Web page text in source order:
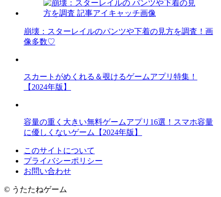
崩壊：スターレイルのパンツや下着の見方を調査！画
像多数♡
スカートがめくれる＆覗けるゲームアプリ特集！
【2024年版】
容量の重く大きい無料ゲームアプリ16選！スマホ容量
に優しくないゲーム【2024年版】
このサイトについて
プライバシーポリシー
お問い合わせ
© うたたねゲーム